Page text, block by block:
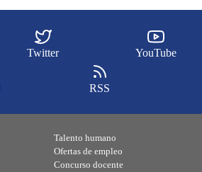
Twitter YouTube
RSS
Talento humano
Ofertas de empleo
Concurso docente